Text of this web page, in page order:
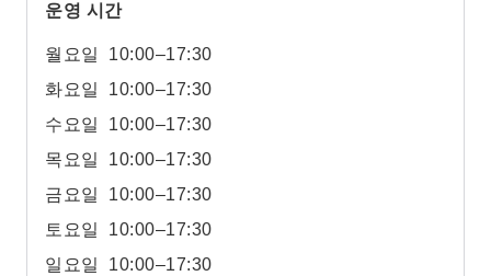
운영 시간
월요일
10:00–17:30
화요일
10:00–17:30
수요일
10:00–17:30
목요일
10:00–17:30
금요일
10:00–17:30
토요일
10:00–17:30
일요일
10:00–17:30